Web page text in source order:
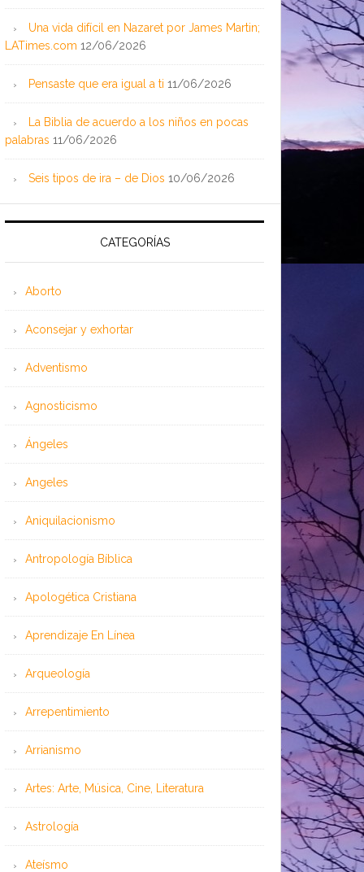
Una vida difícil en Nazaret por James Martin;
LATimes.com 12/06/2026
Pensaste que era igual a ti 11/06/2026
La Biblia de acuerdo a los niños en pocas
palabras 11/06/2026
Seis tipos de ira – de Dios 10/06/2026
CATEGORÍAS
Aborto
Aconsejar y exhortar
Adventismo
Agnosticismo
Ángeles
Angeles
Aniquilacionismo
Antropología Bíblica
Apologética Cristiana
Aprendizaje En Línea
Arqueología
Arrepentimiento
Arrianismo
Artes: Arte, Música, Cine, Literatura
Astrología
Ateísmo